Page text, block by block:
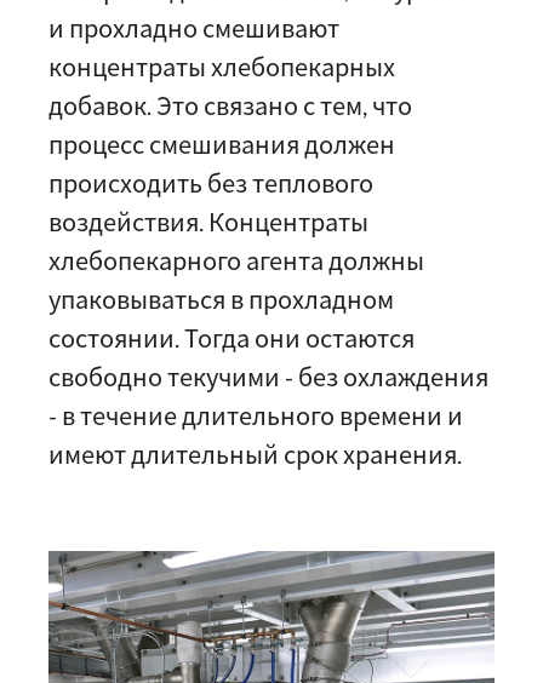
и прохладно смешивают
концентраты хлебопекарных
добавок. Это связано с тем, что
процесс смешивания должен
происходить без теплового
воздействия. Концентраты
хлебопекарного агента должны
упаковываться в прохладном
состоянии. Тогда они остаются
свободно текучими - без охлаждения
- в течение длительного времени и
имеют длительный срок хранения.